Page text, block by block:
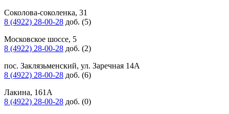
Соколова-соколенка, 31
8 (4922) 28-00-28 доб. (5)
Московское шоссе, 5
8 (4922) 28-00-28 доб. (2)
пос. Заклязьменский, ул. Заречная 14А
8 (4922) 28-00-28 доб. (6)
Лакина, 161А
8 (4922) 28-00-28 доб. (0)